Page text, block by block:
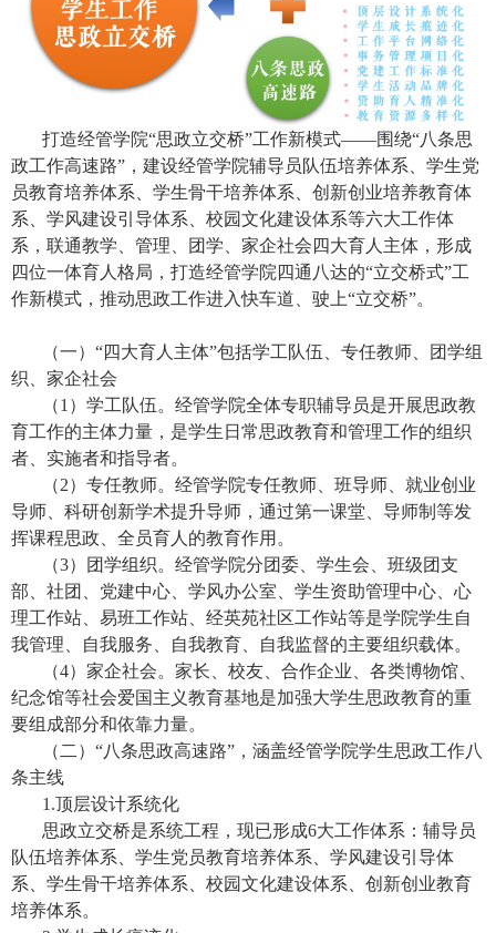
打造经管学院“思政立交桥”工作新模式——围绕“八条思
政工作高速路”，建设经管学院辅导员队伍培养体系、学生党
员教育培养体系、学生骨干培养体系、创新创业培养教育体
系、学风建设引导体系、校园文化建设体系等六大工作体
系，联通教学、管理、团学、家企社会四大育人主体，形成
四位一体育人格局，打造经管学院四通八达的“立交桥式”工
作新模式，推动思政工作进入快车道、驶上“立交桥”。
（一）“四大育人主体”包括学工队伍、专任教师、团学组
织、家企社会
（1 ）学工队伍。经管学院全体专职辅导员是开展思政教
育工作的主体力量，是学生日常思政教育和管理工作的组织
者、实施者和指导者。
（2）专任教师。经管学院专任教师、班导师、就业创业
导师、科研创新学术提升导师，通过第一课堂、导师制等发
挥课程思政、全员育人的教育作用。
（3）团学组织。经管学院分团委、学生会、班级团支
部、社团、党建中心、学风办公室、学生资助管理中心、心
理工作站、易班工作站、经英苑社区工作站等是学院学生自
我管理、自我服务、自我教育、自我监督的主要组织载体。
（4）家企社会。家长、校友、合作企业、各类博物馆、
纪念馆等社会爱国主义教育基地是加强大学生思政教育的重
要组成部分和依靠力量。
（二）“八条思政高速路”，涵盖经管学院学生思政工作八
条主线
1.顶层设计系统化
思政立交桥是系统工程，现已形成6大工作体系：辅导员
队伍培养体系、学生党员教育培养体系、学风建设引导体
系、学生骨干培养体系、校园文化建设体系、创新创业教育
培养体系。